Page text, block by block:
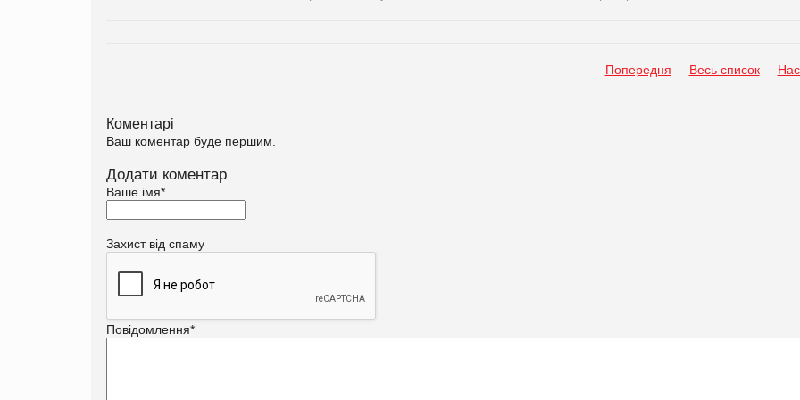
Попередня Весь список
Коментарі
Ваш коментар буде першим.
Додати коментар
Ваше імя*
Захист від спаму
Повідомлення*